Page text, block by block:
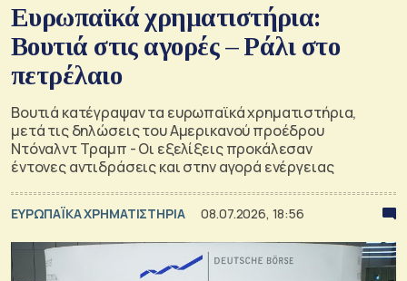
Ευρωπαϊκά χρηματιστήρια:
Βουτιά στις αγορές – Ράλι στο
πετρέλαιο
Βουτιά κατέγραψαν τα ευρωπαϊκά χρηματιστήρια,
μετά τις δηλώσεις του Αμερικανού προέδρου
Ντόναλντ Τραμπ - Oι εξελίξεις προκάλεσαν
έντονες αντιδράσεις και στην αγορά ενέργειας
ΕΥΡΩΠΑΪΚΑ ΧΡΗΜΑΤΙΣΤΗΡΙΑ 08.07.2026, 18:56